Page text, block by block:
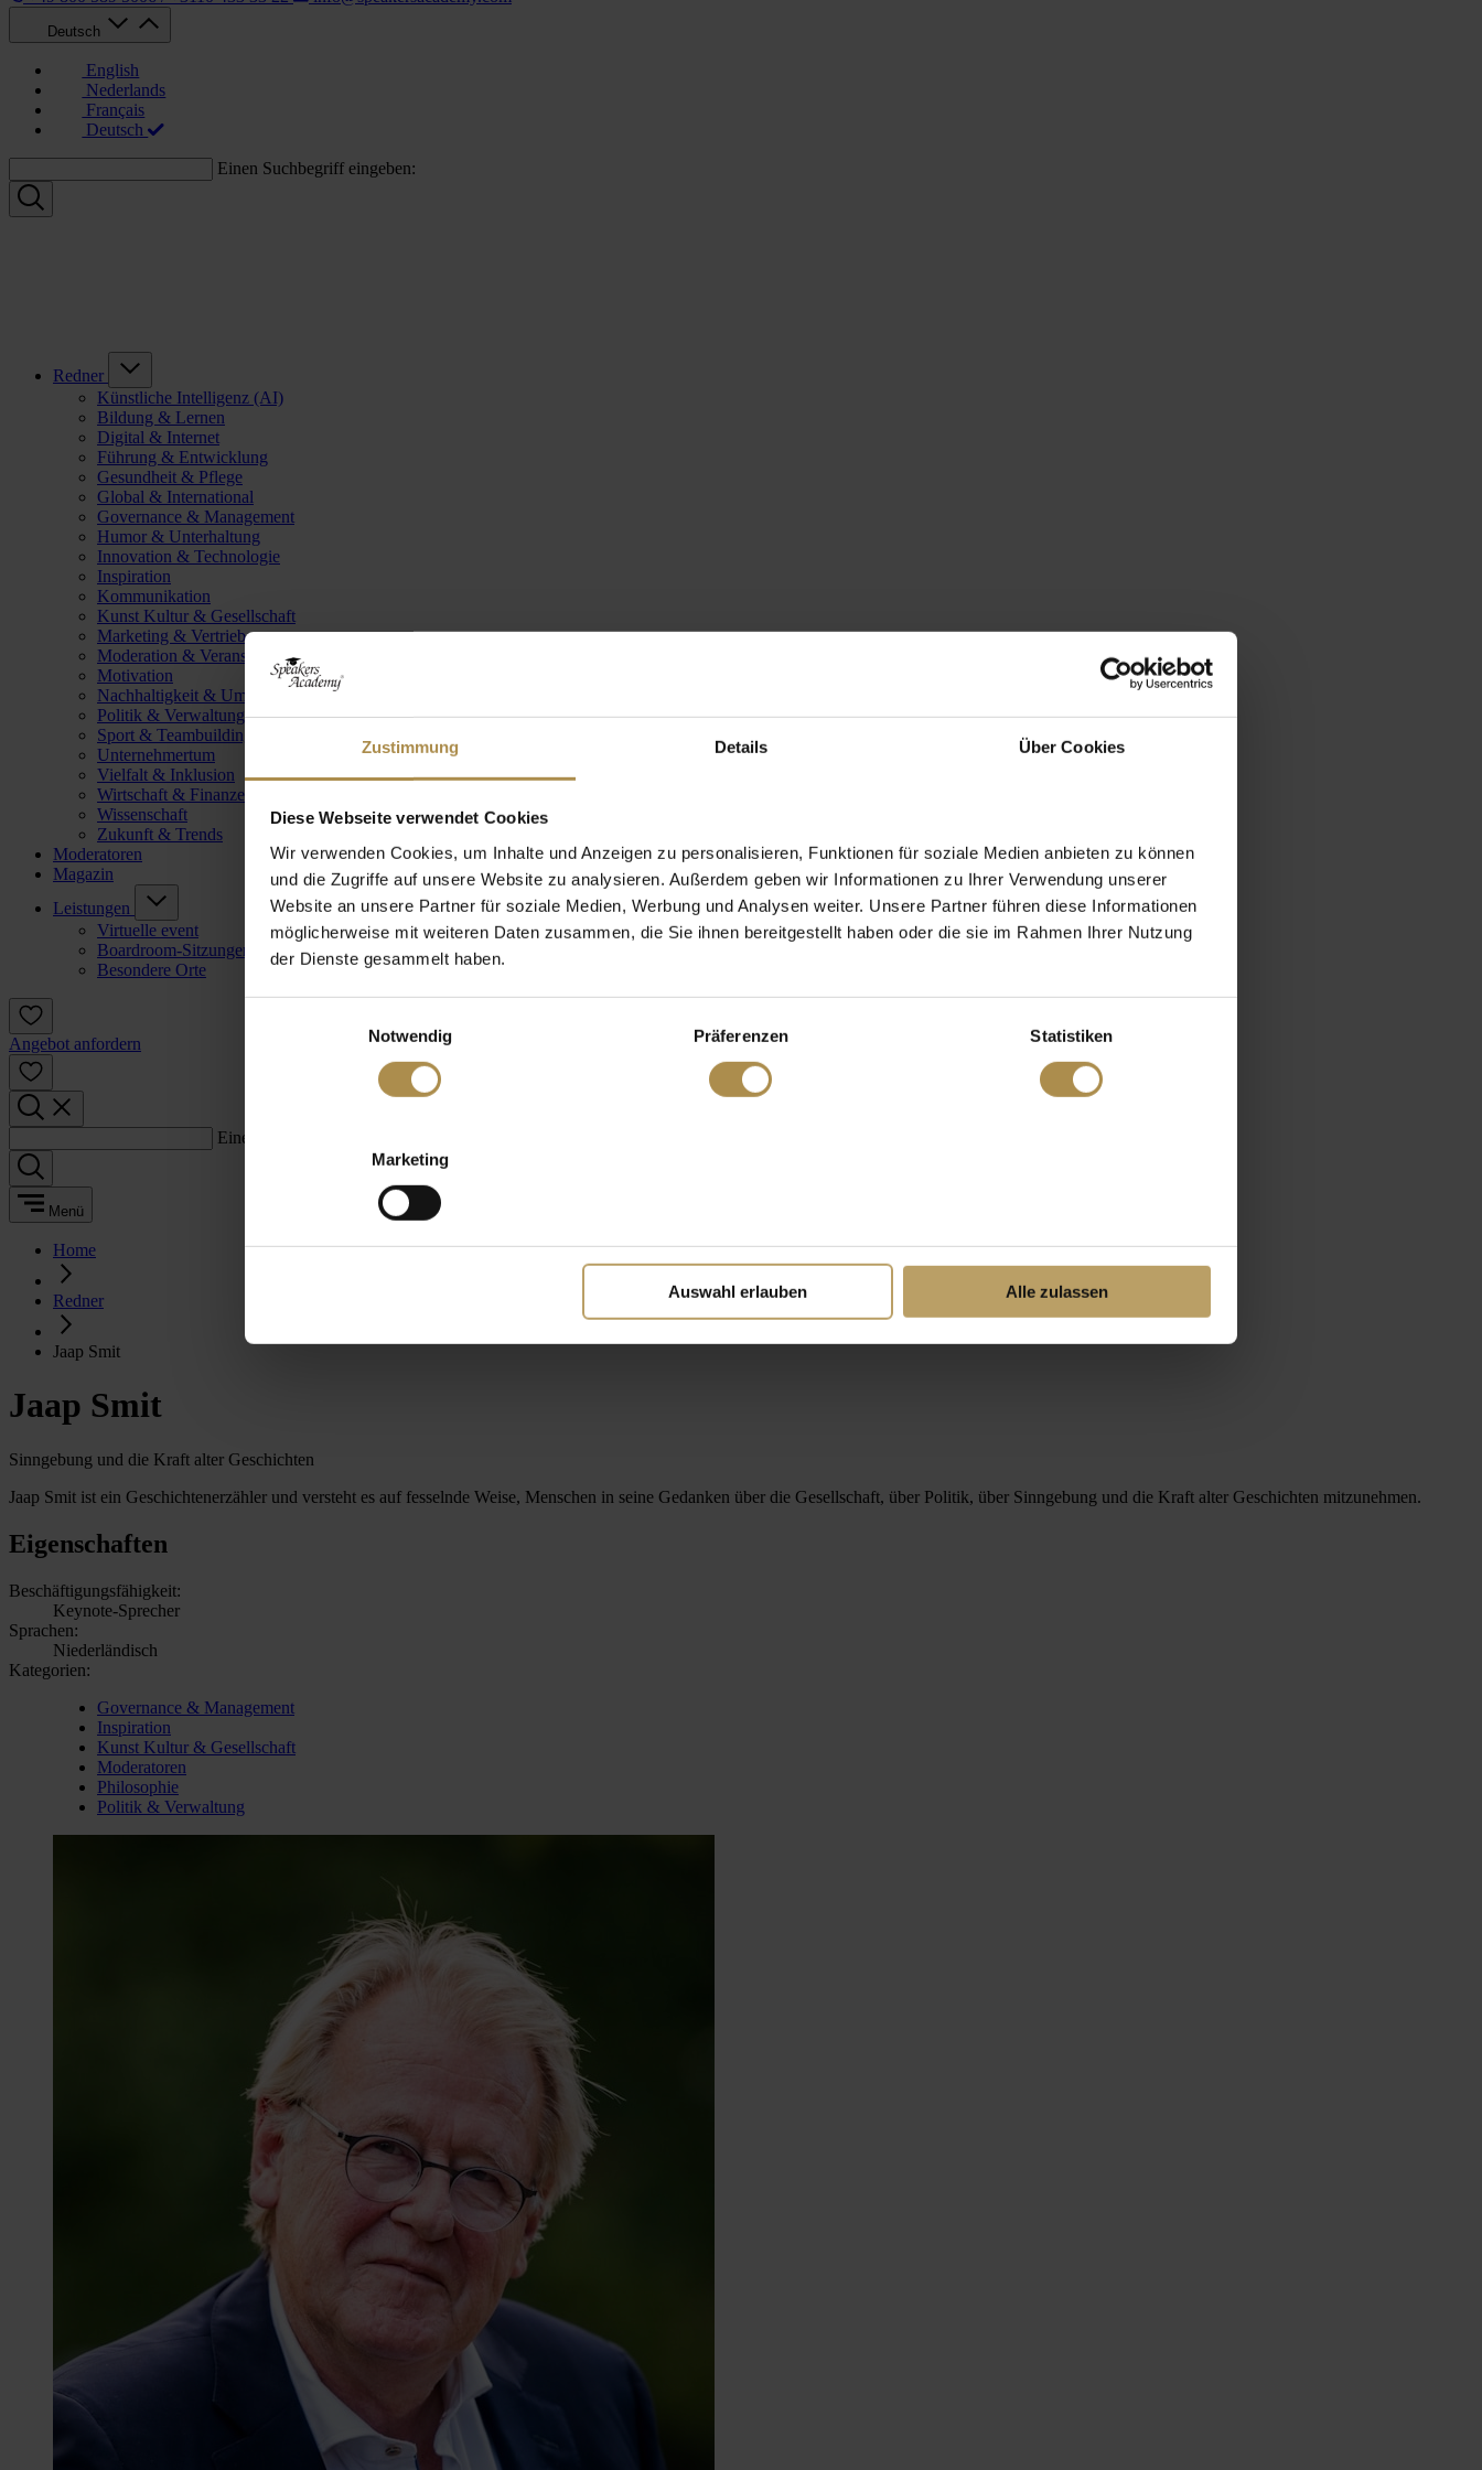
Zustimmung Details Über Cookies
Diese Webseite verwendet Cookies
Wir verwenden Cookies, um Inhalte und Anzeigen zu personalisieren, Funktionen für soziale Medien anbieten zu können
und die Zugriffe auf unsere Website zu analysieren. Außerdem geben wir Informationen zu Ihrer Verwendung unserer
Website an unsere Partner für soziale Medien, Werbung und Analysen weiter. Unsere Partner führen diese Informationen
möglicherweise mit weiteren Daten zusammen, die Sie ihnen bereitgestellt haben oder die sie im Rahmen Ihrer Nutzung
der Dienste gesammelt haben.
Notwendig
Präferenzen Statistiken
Marketing
Auswahl erlauben Alle zulassen
Deutsch
English
Nederlands
Français
Deutsch
Einen Suchbegriff eingeben:
Redner
Künstliche Intelligenz (AI)
Bildung & Lernen
Digital & Internet
Führung & Entwicklung
Gesundheit & Pflege
Global & International
Governance & Management
Humor & Unterhaltung
Innovation & Technologie
Inspiration
Kommunikation
Kunst Kultur & Gesellschaft
Marketing & Vertrieb
Moderation & Veranstaltungsleitung
Motivation
Nachhaltigkeit & Umwelt
Politik & Verwaltung
Sport & Teambuilding
Unternehmertum
Vielfalt & Inklusion
Wirtschaft & Finanzen
Wissenschaft
Zukunft & Trends
Moderatoren
Magazin
Leistungen
Virtuelle event
Boardroom-Sitzungen
Besondere Orte
Angebot anfordern
Einen Suchbegriff eingeben:
Menü
Home
Redner
Jaap Smit
Jaap Smit
Sinngebung und die Kraft alter Geschichten
Jaap Smit ist ein Geschichtenerzähler und versteht es auf fesselnde Weise, Menschen in seine Gedanken über die Gesellschaft, über Politik, über Sinngebung und die Kraft alter Geschichten mitzunehmen.
Eigenschaften
Beschäftigungsfähigkeit:
Keynote-Sprecher
Sprachen:
Niederländisch
Kategorien:
Governance & Management
Inspiration
Kunst Kultur & Gesellschaft
Moderatoren
Philosophie
Politik & Verwaltung